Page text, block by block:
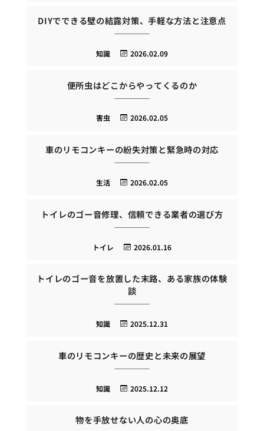
DIYでできる壁の結露対策、手軽な方法と注意点
2026.02.09
知識
便所虫はどこからやってくるのか
2026.02.05
害虫
車のリモコンキーの紛失対策と緊急時の対応
2026.02.05
生活
トイレのゴー音修理、信頼できる業者の選び方
2026.01.16
トイレ
トイレのゴー音を放置した末路、ある家族の体験
談
2025.12.31
知識
車のリモコンキーの歴史と未来の展望
2025.12.12
知識
物を手放せない人の心の奥底